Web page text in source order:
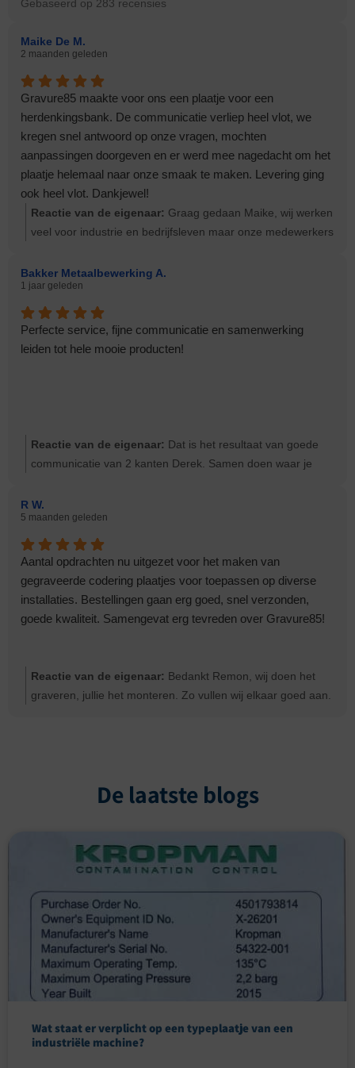
Gebaseerd op 283 recensies
Maike De M.
2 maanden geleden
Gravure85 maakte voor ons een plaatje voor een
herdenkingsbank. De communicatie verliep heel vlot, we
kregen snel antwoord op onze vragen, mochten
aanpassingen doorgeven en er werd mee nagedacht om het
plaatje helemaal naar onze smaak te maken. Levering ging
ook heel vlot. Dankjewel!
Reactie van de eigenaar: Graag gedaan Maike, wij werken
veel voor industrie en bedrijfsleven maar onze medewerkers
mooi werk. Groeten Ernst
Bakker Metaalbewerking A.
1 jaar geleden
Perfecte service, fijne communicatie en samenwerking
leiden tot hele mooie producten!
Reactie van de eigenaar: Dat is het resultaat van goede
communicatie van 2 kanten Derek. Samen doen waar je
R W.
5 maanden geleden
Aantal opdrachten nu uitgezet voor het maken van
gegraveerde codering plaatjes voor toepassen op diverse
installaties. Bestellingen gaan erg goed, snel verzonden,
goede kwaliteit. Samengevat erg tevreden over Gravure85!
Reactie van de eigenaar: Bedankt Remon, wij doen het
graveren, jullie het monteren. Zo vullen wij elkaar goed aan.
De laatste blogs
Wat staat er verplicht op een typeplaatje van een
industriële machine?